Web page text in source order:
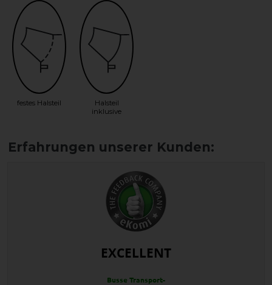
festes Halsteil
Halsteil
inklusive
EXCELLENT
Busse Transport-